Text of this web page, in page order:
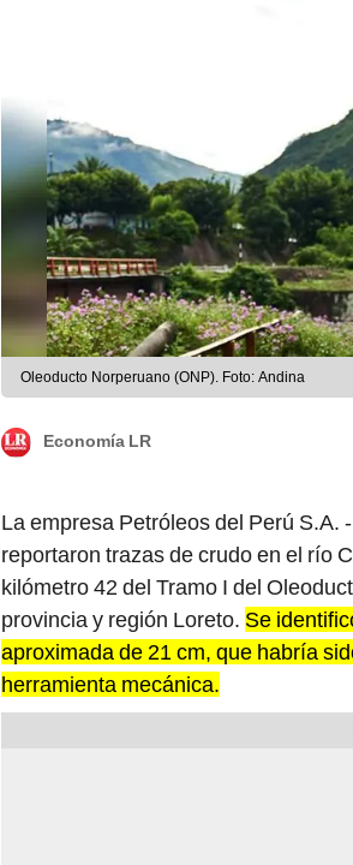
Oleoducto Norperuano (ONP). Foto: Andina
Economía LR
La empresa Petróleos del Perú S.A.
reportaron trazas de crudo en el río
kilómetro 42 del Tramo I del
provincia y región Loreto. Se
aproximada de 21 cm, que habría
herramienta mecánica.